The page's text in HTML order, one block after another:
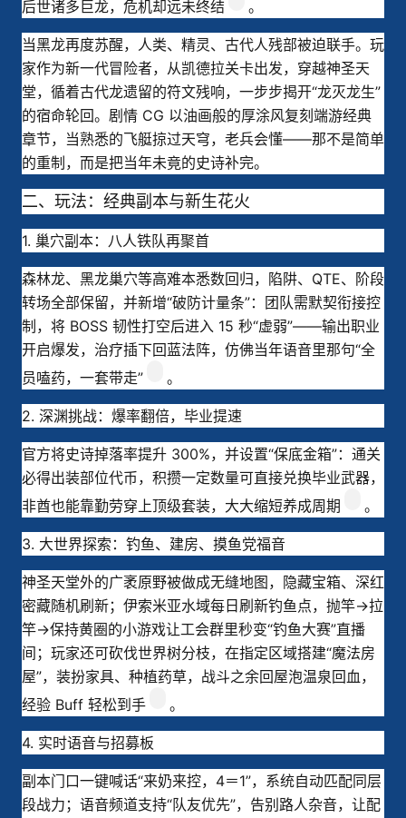
后世诸多巨龙，危机却远未终结
。
当黑龙再度苏醒，人类、精灵、古代人残部被迫联手。玩
家作为新一代冒险者，从凯德拉关卡出发，穿越神圣天
堂，循着古代龙遗留的符文残响，一步步揭开“龙灭龙生”
的宿命轮回。剧情 CG 以油画般的厚涂风复刻端游经典
章节，当熟悉的飞艇掠过天穹，老兵会懂——那不是简单
的重制，而是把当年未竟的史诗补完。
二、玩法：经典副本与新生花火
1. 巢穴副本：八人铁队再聚首
森林龙、黑龙巢穴等高难本悉数回归，陷阱、QTE、阶段
转场全部保留，并新增“破防计量条”：团队需默契衔接控
制，将 BOSS 韧性打空后进入 15 秒“虚弱”——输出职业
开启爆发，治疗插下回蓝法阵，仿佛当年语音里那句“全
员嗑药，一套带走”
。
2. 深渊挑战：爆率翻倍，毕业提速
官方将史诗掉落率提升 300%，并设置“保底金箱”：通关
必得出装部位代币，积攒一定数量可直接兑换毕业武器，
非酋也能靠勤劳穿上顶级套装，大大缩短养成周期
。
3. 大世界探索：钓鱼、建房、摸鱼党福音
神圣天堂外的广袤原野被做成无缝地图，隐藏宝箱、深红
密藏随机刷新；伊索米亚水域每日刷新钓鱼点，抛竿→拉
竿→保持黄圈的小游戏让工会群里秒变“钓鱼大赛”直播
间；玩家还可砍伐世界树分枝，在指定区域搭建“魔法房
屋”，装扮家具、种植药草，战斗之余回屋泡温泉回血，
经验 Buff 轻松到手
。
4. 实时语音与招募板
副本门口一键喊话“来奶来控，4＝1”，系统自动匹配同层
段战力；语音频道支持“队友优先”，告别路人杂音，让配